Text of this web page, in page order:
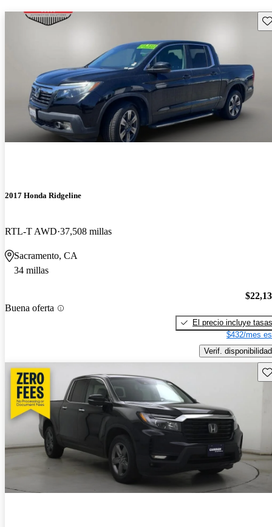
2017 Honda Ridgeline
RTL-T AWD 37,508 millas
Sacramento, CA
34 millas
Buena oferta
El precio incluye tasas
$432/mes
Verif. disponibilidad